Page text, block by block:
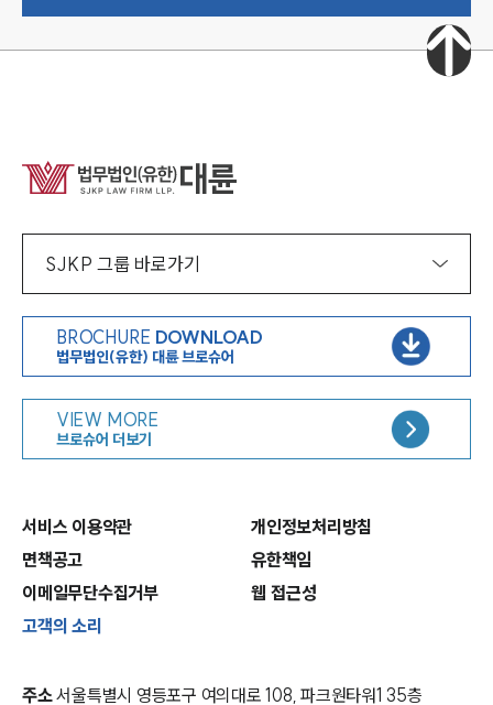
SJKP 그룹 바로가기
BROCHURE DOWNLOAD
법무법인(유한) 대륜 브로슈어
VIEW MORE
브로슈어 더보기
서비스 이용약관
개인정보처리방침
면책공고
유한책임
이메일무단수집거부
웹 접근성
고객의 소리
주소서울특별시 영등포구 여의대로 108, 파크원타워1 35층